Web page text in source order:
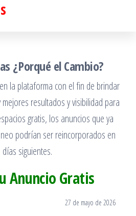
¿Porqué el Cambio?
la plataforma con el fin de brindar
resultados y visibilidad para
gratis, los anuncios que ya
podrían ser reincorporados en
siguientes.
Anuncio Gratis
27 de mayo de 2026